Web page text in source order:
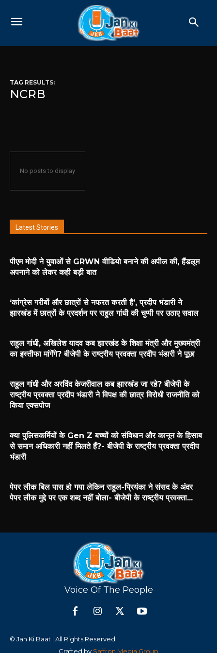
TAG RESULTS:
NCRB
No posts to display
Latest Stories
पीएम मोदी ने युवाओं से GRWN वीडियो बनाने की अपील की, हैंडलूम
अपनाने को लेकर कही बड़ी बात
‘कांग्रेस गरीबों और छात्रों से नफरत करती है’, प्रदीप भंडारी ने
झारखंड में छात्रों के प्रदर्शन पर राहुल गांधी की चुप्पी पर उठाए सवाल
राहुल गांधी, अखिलेश यादव कब झारखंड के शिक्षा मंत्री और मुख्यमंत्री
का इस्तीफा मांगेंगे? बीजेपी के राष्ट्रीय प्रवक्ता प्रदीप भंडारी ने पूछा
राहुल गांधी और अरविंद केजरीवाल कब झारखंड जा रहे? बीजेपी के
राष्ट्रीय प्रवक्ता प्रदीप भंडारी ने विपक्ष की छात्र विरोधी राजनीति को
किया एक्सपोज
क्या पुलिसकर्मियों के Gen Z बच्चों को संविधान और कानून के हिसाब
से समान अधिकारी नहीं मिलते हैं?- बीजेपी के राष्ट्रीय प्रवक्ता प्रदीप
भंडारी
पेपर लीक बिल पास हो गया लेकिन राहुल-प्रियंका ने संसद के अंदर
पेपर लीक मुद्दे पर एक शब्द नहीं बोला- बीजेपी के राष्ट्रीय प्रवक्ता...
Voice Of The People
© Jan Ki Baat | All Rights Reserved
Crafted by Saffron Media Group